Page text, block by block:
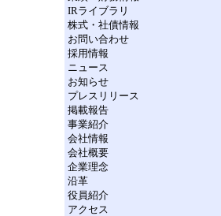
IRライブラリ
株式・社債情報
お問い合わせ
採用情報
ニュース
お知らせ
プレスリリース
掲載報告
事業紹介
会社情報
会社概要
企業理念
沿革
役員紹介
アクセス